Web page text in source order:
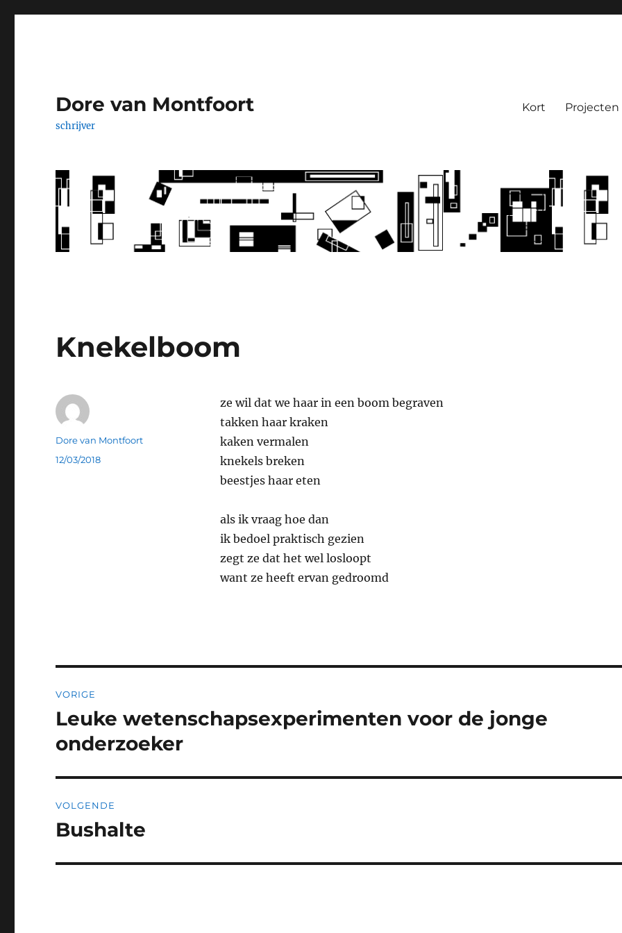
Dore van Montfoort
schrijver
Kort Projecten
Knekelboom
ze wil dat we haar in een boom begraven
takken haar kraken
kaken vermalen
knekels breken
beestjes haar eten
als ik vraag hoe dan
ik bedoel praktisch gezien
zegt ze dat het wel losloopt
want ze heeft ervan gedroomd
Auteur
Dore van Montfoort
Geplaatst
12/03/2018
navigatie
VORIGE
Vorig
bericht:
Leuke wetenschapsexperimenten voor de jonge
onderzoeker
VOLGENDE
Volgend
Bushalte